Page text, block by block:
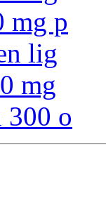
mg p
lig
mg
300 o